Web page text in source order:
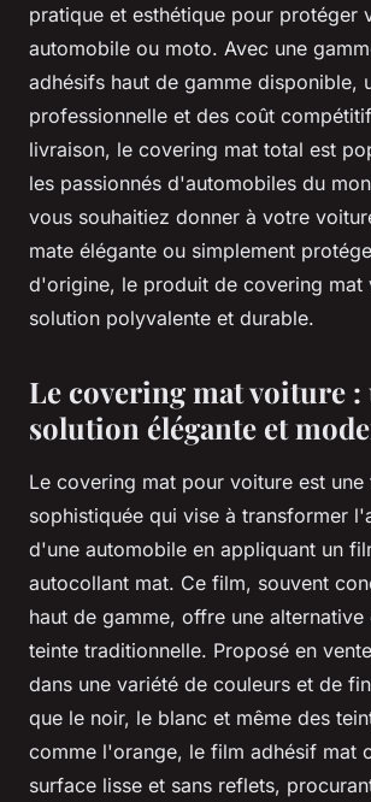
pratique et esthétique pour protéger
automobile ou moto. Avec une
adhésifs haut de gamme disponible,
professionnelle et des coût
livraison, le covering mat total est
les passionnés d'automobiles du
vous souhaitiez donner à votre
mate élégante ou simplement
d'origine, le produit de covering mat
solution polyvalente et durable.
Le covering mat voiture :
solution élégante et
Le covering mat pour voiture est une
sophistiquée qui vise à transformer
d'une automobile en appliquant un
autocollant mat. Ce film, souvent
haut de gamme, offre une alternative
teinte traditionnelle. Proposé en
dans une variété de couleurs et de
que le noir, le blanc et même des
comme l'orange, le film adhésif mat
surface lisse et sans reflets,